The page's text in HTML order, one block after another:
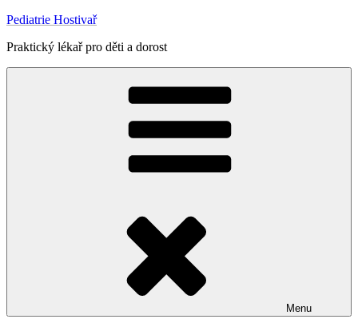
Přejít
obsahu
Pediatrie Hostivař
Praktický lékař pro děti a dorost
Menu